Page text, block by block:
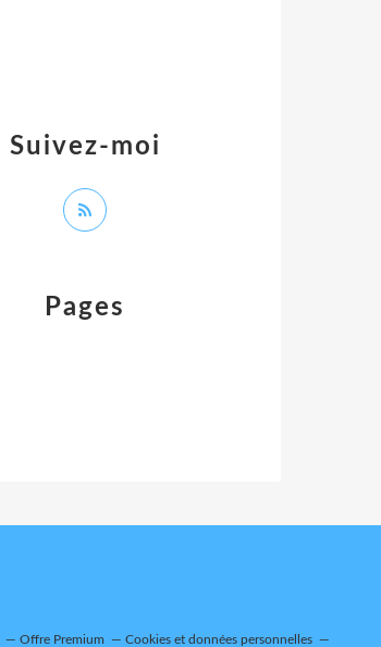
Pages
Suivez-moi
Offre Premium Cookies et données personnelles